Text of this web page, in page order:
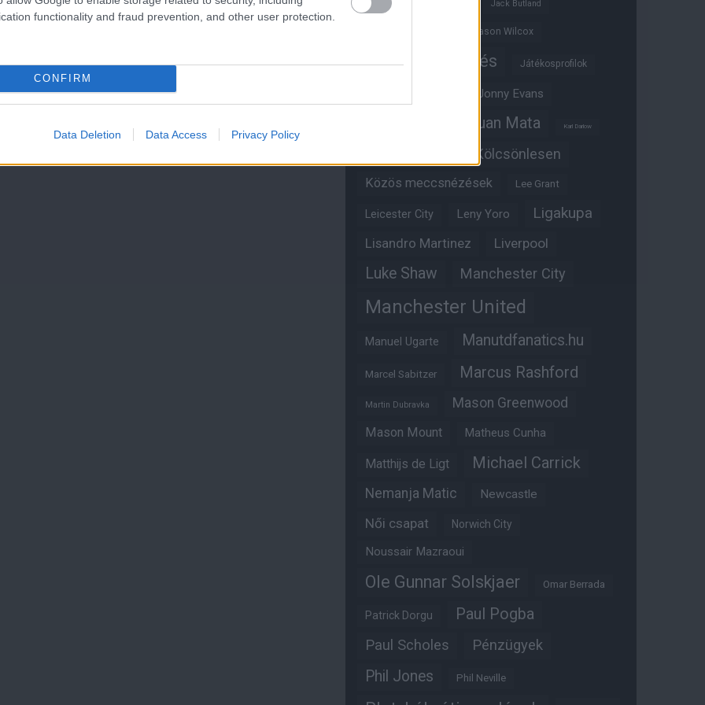
functionality and fraud prevention, and other user protection.
CONFIRM
Data Deletion Data Access Privacy Policy
Hull City Jack Butland
Jason Wilcox
Játékosértékelés Játékosprofilok
Jonny Evans
Juan Mata Karl Darlow
Kölcsönlesen
Közös meccsnézések Lee Grant
Leicester City Leny Yoro Ligakupa
Lisandro Martinez Liverpool
Luke Shaw Manchester City
Manchester United
Manuel Ugarte Manutdfanatics.hu
Marcel Sabitzer Marcus Rashford
Martin Dubravka Mason Greenwood
Mason Mount Matheus Cunha
Matthijs de Ligt Michael Carrick
Nemanja Matic Newcastle
Női csapat Norwich City
Noussair Mazraoui
Ole Gunnar Solskjaer Omar Berrada
Patrick Dorgu Paul Pogba
Paul Scholes Pénzügyek
Phil Jones Phil Neville